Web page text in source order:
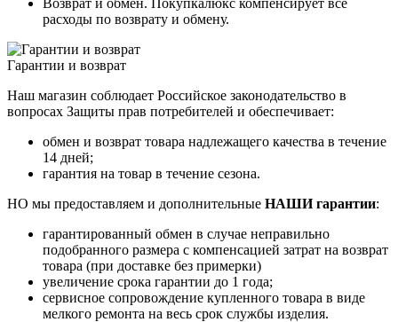
расходы по возврату и обмену.
Гарантии и возврат
Наш магазин соблюдает Российское законодательство в
вопросах Защиты прав потребителей и обеспечивает:
обмен и возврат товара надлежащего качества в течение
14 дней;
гарантия на товар в течение сезона.
НО мы предоставляем и дополнительные НАШИ гарантии:
гарантированный обмен в случае неправильно
подобранного размера с компенсацией затрат на возврат
товара (при доставке без примерки)
увеличение срока гарантии до 1 года;
сервисное сопровождение купленного товара в виде
мелкого ремонта на весь срок службы изделия.